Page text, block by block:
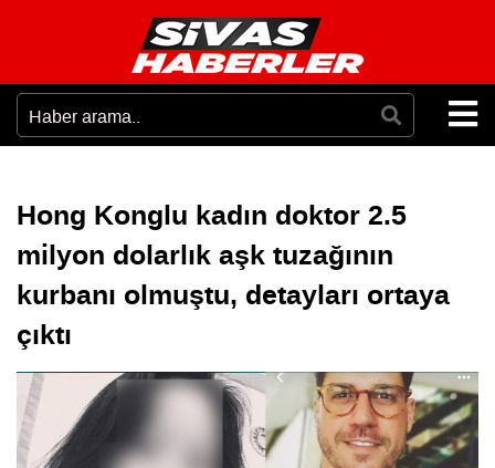
Hong Konglu kadın doktor 2.5
milyon dolarlık aşk tuzağının
kurbanı olmuştu, detayları ortaya
çıktı